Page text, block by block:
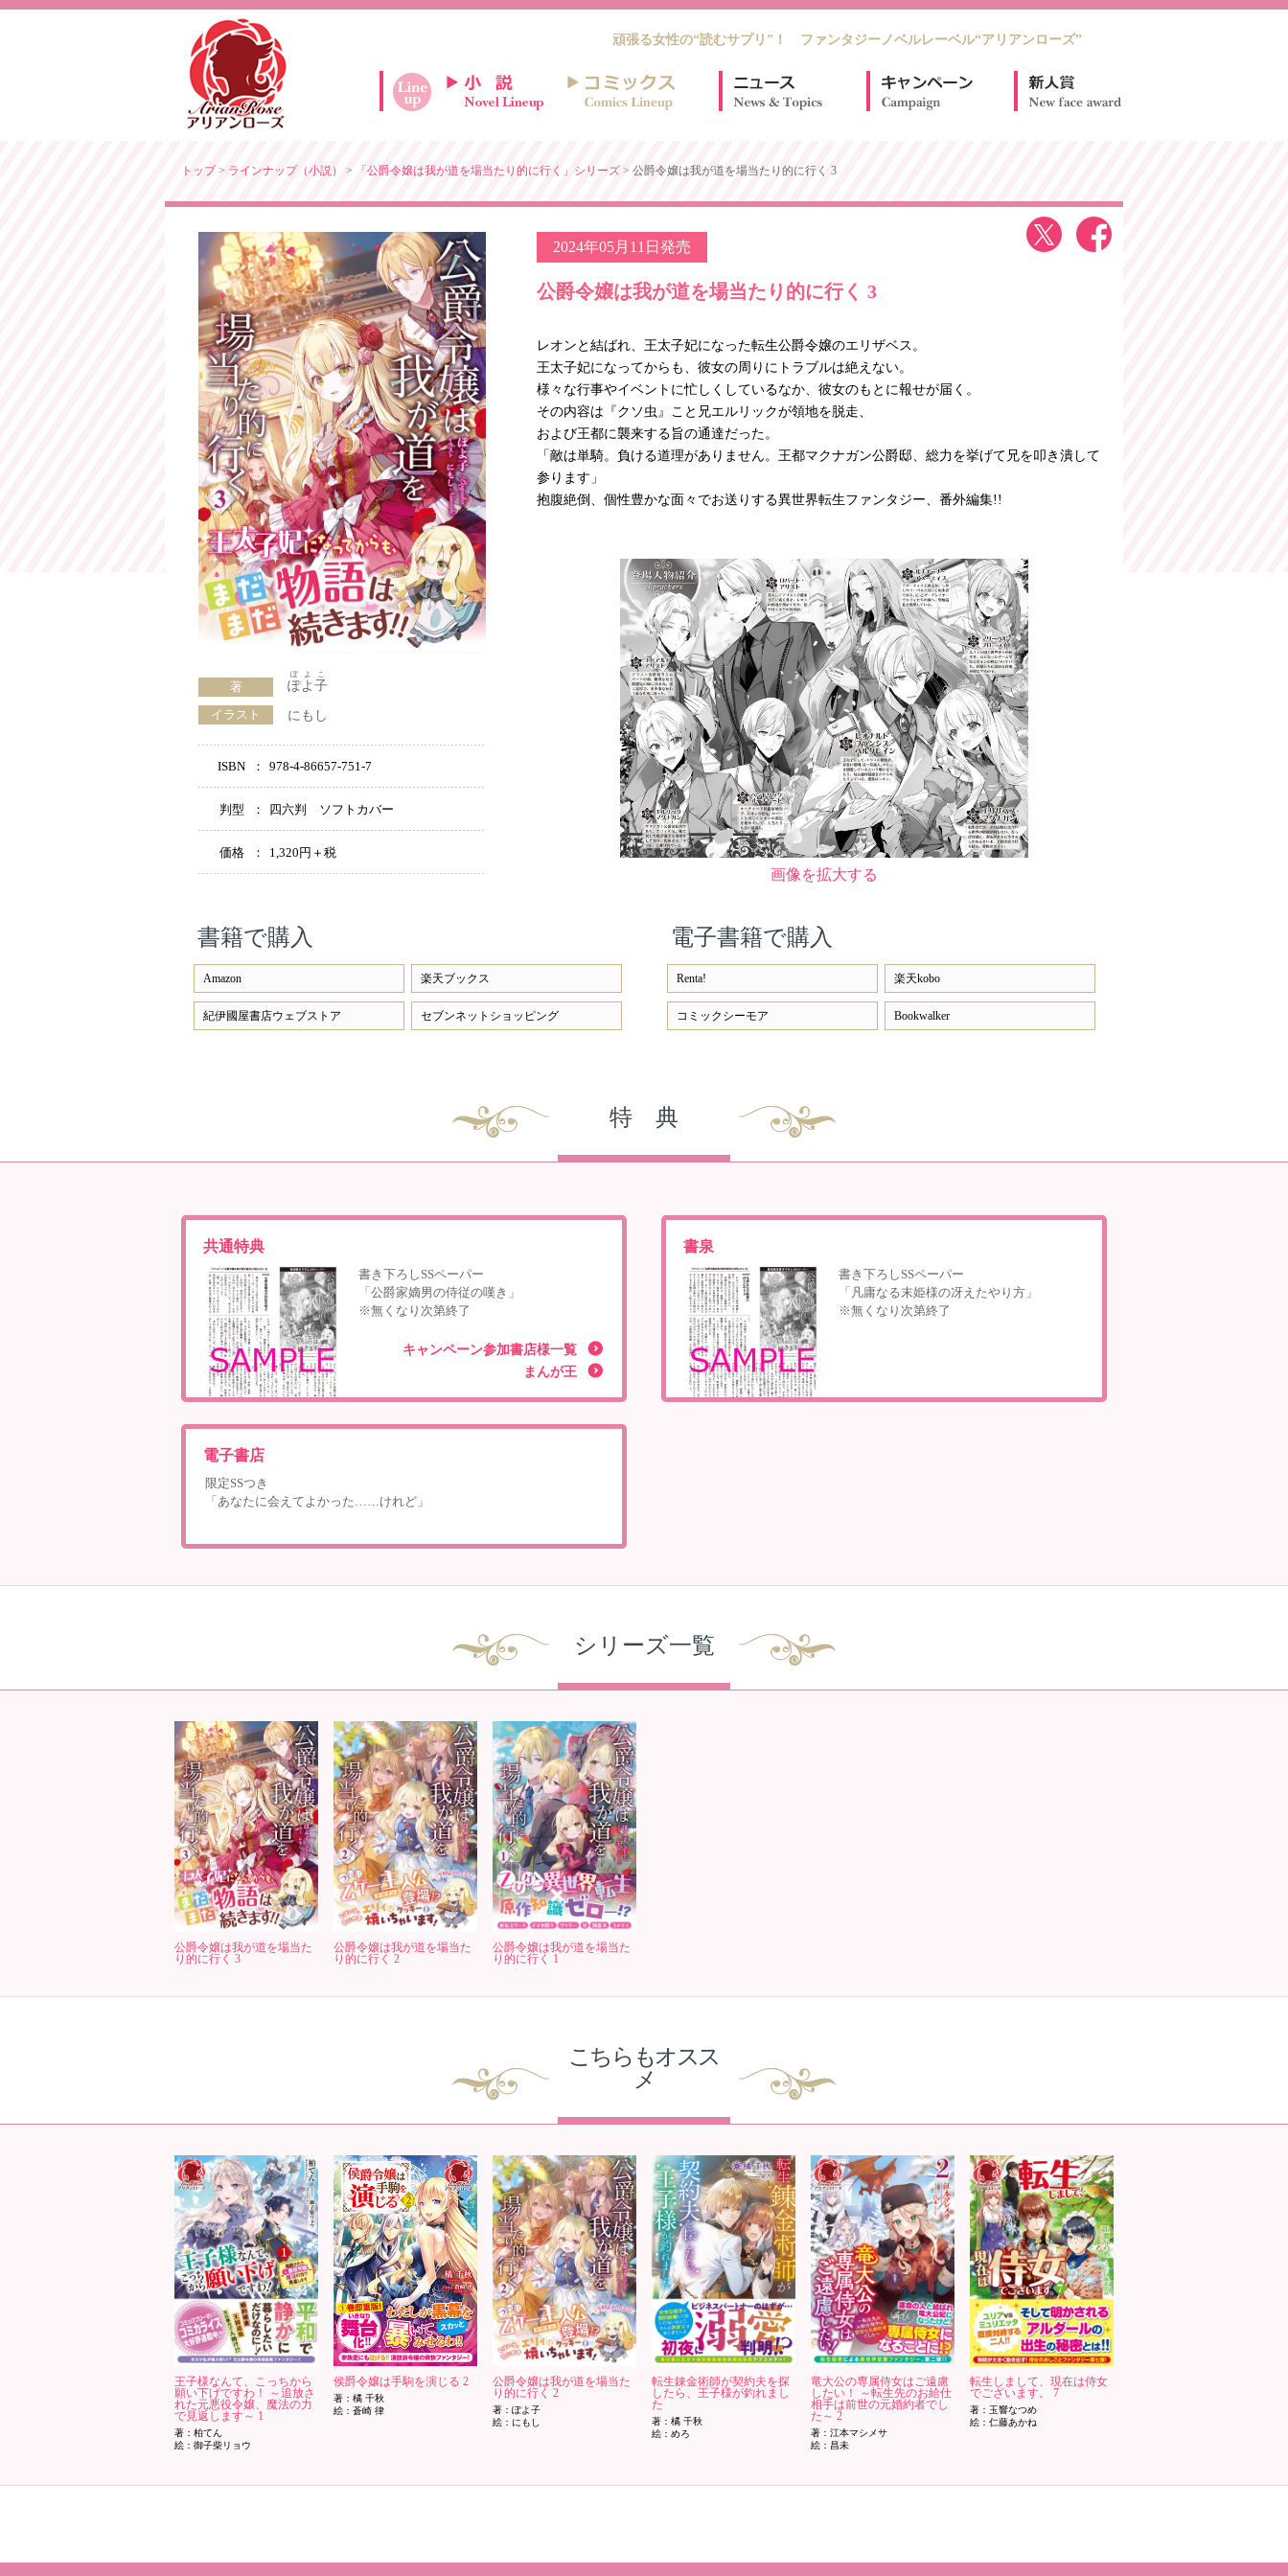
頑張る女性の“読むサプリ”！ ファンタジーノベルレーベル“アリアンローズ”
トップ> ラインナップ（小説） > 「公爵令嬢は我が道を場当たり的に行く」シリーズ> 公爵令嬢は我が道を場当たり的に行く 3
2024年05月11日発売
公爵令嬢は我が道を場当たり的に行く 3
著 ぽよ子
ぽよこ
イラスト にもし
ISBN ： 978-4-86657-751-7
判型 ： 四六判 ソフトカバー
価格 ： 1,320円＋税
レオンと結ばれ、王太子妃になった転生公爵令嬢のエリザベス。
王太子妃になってからも、彼女の周りにトラブルは絶えない。
様々な行事やイベントに忙しくしているなか、彼女のもとに報せが届く。
その内容は『クソ虫』こと兄エルリックが領地を脱走、
および王都に襲来する旨の通達だった。
「敵は単騎。負ける道理がありません。王都マクナガン公爵邸、総力を挙げて兄を叩き潰して
参ります」
抱腹絶倒、個性豊かな面々でお送りする異世界転生ファンタジー、番外編集!!
画像を拡大する
書籍で購入
Amazon 楽天ブックス
紀伊國屋書店ウェブストア セブンネットショッピング
電子書籍で購入
Renta! 楽天kobo
コミックシーモア Bookwalker
特 典
共通特典
書き下ろしSSペーパー
「公爵家嫡男の侍従の嘆き」
※無くなり次第終了
キャンペーン参加書店様一覧
まんが王
書泉
書き下ろしSSペーパー
「凡庸なる末姫様の冴えたやり方」
※無くなり次第終了
電子書店
限定SSつき
「あなたに会えてよかった……けれど」
シリーズ一覧
公爵令嬢は我が道を場当た
り的に行く 3
公爵令嬢は我が道を場当た
り的に行く 2
公爵令嬢は我が道を場当た
り的に行く 1
こちらもオスス
メ
王子様なんて、こっちから
願い下げですわ！ ～追放さ
れた元悪役令嬢、魔法の力
で見返します～ 1
著：柏てん
絵：御子柴リョウ
侯爵令嬢は手駒を演じる 2
著：橘 千秋
絵：蒼崎 律
公爵令嬢は我が道を場当た
り的に行く 2
著：ぽよ子
絵：にもし
転生錬金術師が契約夫を探
したら、王子様が釣れまし
た
著：橘 千秋
絵：めろ
竜大公の専属侍女はご遠慮
したい！ ～転生先のお給仕
相手は前世の元婚約者でし
た～ 2
著：江本マシメサ
絵：昌未
転生しまして、現在は侍女
でございます。 7
著：玉響なつめ
絵：仁藤あかね